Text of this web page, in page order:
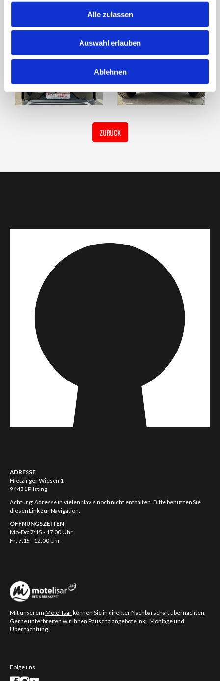
Alle zulassen
Auswahl erlauben
Ablehnen
ZURÜCK
ADRESSE
Hietzinger Wiesen 1
94431 Pilsting
Achtung: Adresse in vielen Navis noch nicht enthalten. Bitte benutzen Sie
diesen Link zur Navigation.
ÖFFNUNGSZEITEN
Mo-Do: 7:15 - 17:00 Uhr
Fr: 7:15 - 12:00 Uhr
Mit unserem Motel Isarkönnen Sie in direkter Nachbarschaft übernachten.
Gerne unterbreiten wir Ihnen Pauschalangeboteinkl. Montage und
Übernachtung.
Folge uns